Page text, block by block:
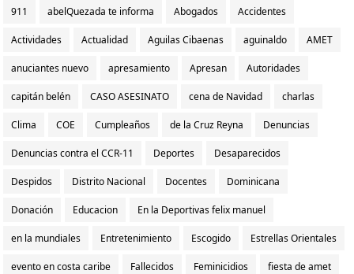
911 abelQuezada te informa Abogados Accidentes
Actividades Actualidad Aguilas Cibaenas aguinaldo AMET
anuciantes nuevo apresamiento Apresan Autoridades
capitán belén CASO ASESINATO cena de Navidad charlas
Clima COE Cumpleaños de la Cruz Reyna Denuncias
Denuncias contra el CCR-11 Deportes Desaparecidos
Despidos Distrito Nacional Docentes Dominicana
Donación Educacion En la Deportivas felix manuel
en la mundiales Entretenimiento Escogido Estrellas Orientales
evento en costa caribe Fallecidos Feminicidios fiesta de amet